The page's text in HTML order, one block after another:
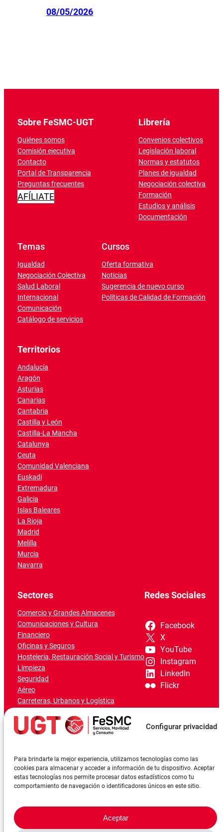
Configurar privacidad
Para brindarte la mejor experiencia, utilizamos tecnologías como las
cookies para almacenar y acceder a información de tu dispositivo. Aceptar
estas tecnologías nos permite procesar datos estadísticos como tu
comportamiento de navegación o identificadores únicos en este sitio.
Aceptar
08/05/2026
Sobre FeSMC-UGT
Quiénes somos
Comisión ejecutiva
Contacto
Portal de Transparencia
Preguntas frecuentes
AFÍLIATE
Librería
Convenios colectivos
Legislación laboral
Normas y estatutos
Planes de igualdad
Negociación colectiva
Formación
Estudios y análisis
Documentación
Temas
Igualdad
Negociación Colectiva
Salud Laboral
Internacional
Comunicación
Catálogo de servicios
Cursos
Oferta formativa
Noticias
Sugerencia de nuevo curso
Políticas de Calidad de Formación
Territorios
Andalucía
Aragón
Asturias
Canarias
Cantabria
Castilla y León
Castilla-La Mancha
Catalunya
Ceuta
Comunidad Valenciana
Euskadi
Extremadura
Galicia
Islas Baleares
La Rioja
Madrid
Melilla
Murcia
Navarra
Sectores
Comercio y Grandes Almacenes
Comunicaciones y Cultura
Financiero
Oficinas y Seguros
Hostelería, Restauración Social y Turismo
Limpieza
Seguridad
Aéreo
Carreteras, Urbanos y Logística
Marítimo-Portuario
Redes Sociales
Facebook
X
YouTube
Instagram
LinkedIn
Flickr